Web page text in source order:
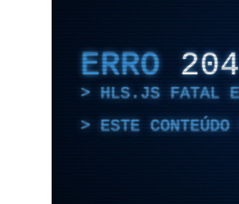
ERRO 204
HLS.JS FATAL
ESTE